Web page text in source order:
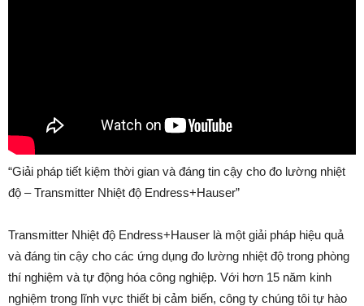
“Giải pháp tiết kiệm thời gian và đáng tin cậy cho đo lường nhiệt
độ – Transmitter Nhiệt độ Endress+Hauser”
Transmitter Nhiệt độ Endress+Hauser là một giải pháp hiệu quả
và đáng tin cậy cho các ứng dụng đo lường nhiệt độ trong phòng
thí nghiệm và tự động hóa công nghiệp. Với hơn 15 năm kinh
nghiệm trong lĩnh vực thiết bị cảm biến, công ty chúng tôi tự hào